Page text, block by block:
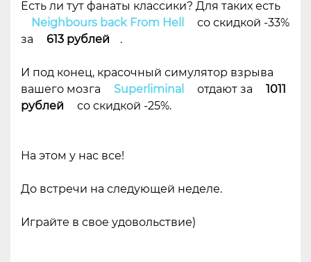
Есть ли тут фанаты классики? Для таких есть
Neighbours back From Hell
со скидкой -33%
за
613 рублей .
И под конец, красочный симулятор взрыва
вашего мозга
Superliminal отдают за
1011
рублей
со скидкой -25%.
На этом у нас все!
До встречи на следующей неделе.
Играйте в свое удовольствие)